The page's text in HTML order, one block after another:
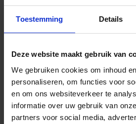
Toestemming Details
Deze website maakt gebruik van
We gebruiken cookies om inhoud
personaliseren, om functies voor
en om ons websiteverkeer te
informatie over uw gebruik van
partners voor social media,